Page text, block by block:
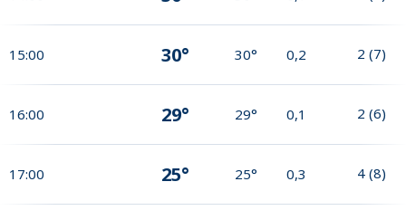
15:00 30° 30° 0,2 2 (7)
16:00 29° 29° 0,1 2 (6)
17:00 25° 25° 0,3 4 (8)